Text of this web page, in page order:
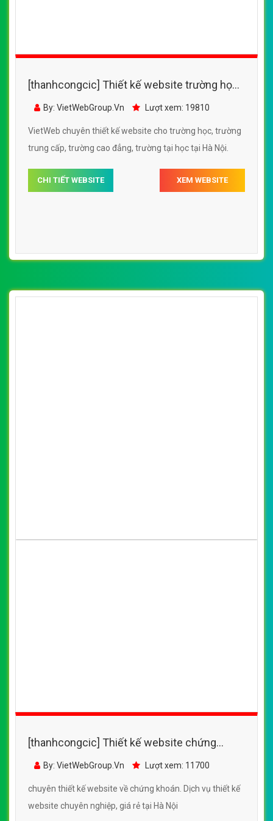
[thanhcongcic] Thiết kế website trường học,
trường trung cấp - http://bkc.edu.vn/
By: VietWebGroup.Vn Lượt xem: 19810
VietWeb chuyên thiết kế website cho trường học, trường
trung cấp, trường cao đẳng, trường tại học tại Hà Nội.
CHI TIẾT WEBSITE XEM WEBSITE
[thanhcongcic] Thiết kế website chứng
khoán, website chứng khoán
By: VietWebGroup.Vn Lượt xem: 11700
chuyên thiết kế website về chứng khoán. Dịch vụ thiết kế
website chuyên nghiệp, giá rẻ tại Hà Nội